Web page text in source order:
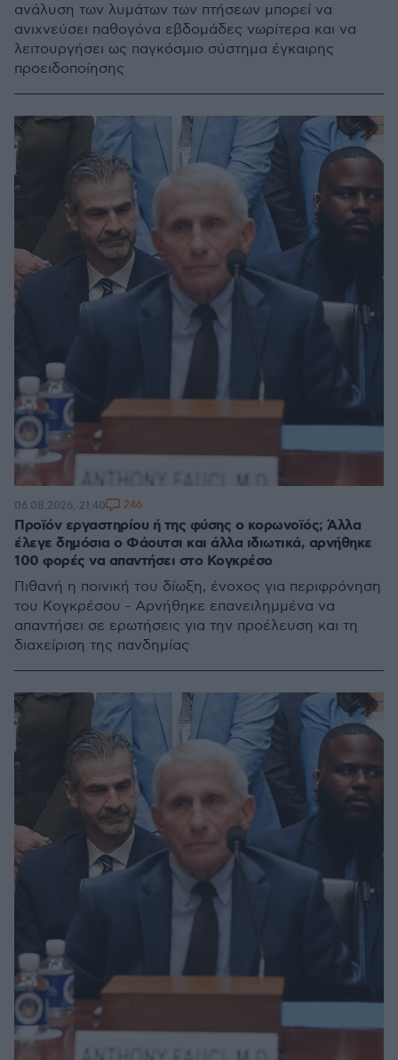
ανάλυση των λυμάτων των πτήσεων μπορεί να
ανιχνεύσει παθογόνα εβδομάδες νωρίτερα και να
λειτουργήσει ως παγκόσμιο σύστημα έγκαιρης
προειδοποίησης
Προϊόν εργαστηρίου ή της φύσης ο κορωνοϊός; Άλλα
έλεγε δημόσια ο Φάουτσι και άλλα ιδιωτικά, αρνήθηκε
100 φορές να απαντήσει στο Κογκρέσο
Πιθανή η ποινική του δίωξη, ένοχος για περιφρόνηση
του Κογκρέσου - Αρνήθηκε επανειλημμένα να
απαντήσει σε ερωτήσεις για την προέλευση και τη
διαχείριση της πανδημίας
06.08.2026, 21:40 246